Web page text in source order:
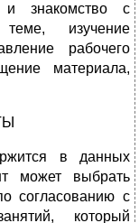
знакомство с
изучение
рабочего
материала,
в данных
может выбрать
согласованию с
который